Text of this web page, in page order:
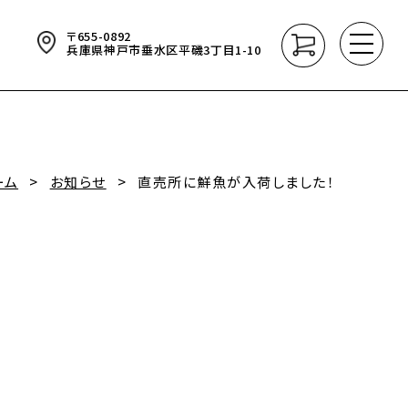
した 2024.08.29 台風10号接近に伴う臨時休業のお知らせ
〒655-0892
兵庫県神戸市垂水区平磯3丁目1-10
お知らせ 直売所に鮮魚が入荷しました！